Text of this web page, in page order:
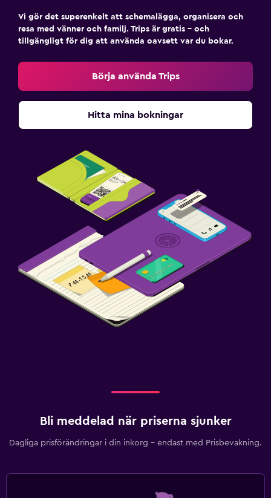
Vi gör det superenkelt att schemalägga, organisera och
resa med vänner och familj. Trips är gratis – och
tillgängligt för dig att använda oavsett var du bokar.
Börja använda Trips
Hitta mina bokningar
Bli meddelad när priserna sjunker
Dagliga prisförändringar i din inkorg – endast med Prisbevakning.